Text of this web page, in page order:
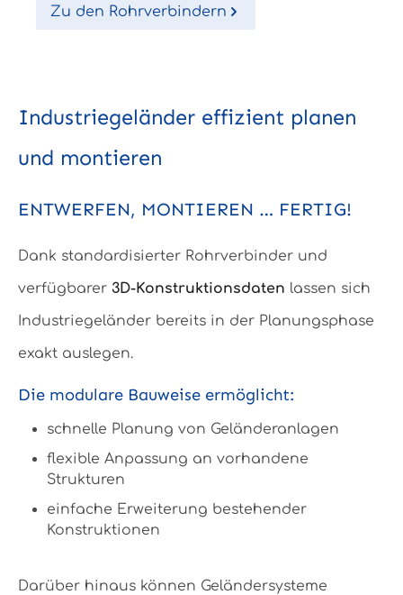
Zu den Rohrverbindern
Industriegeländer effizient planen
und montieren
ENTWERFEN, MONTIEREN … FERTIG!
Dank standardisierter Rohrverbinder und
verfügbarer 3D-Konstruktionsdaten lassen sich
Industriegeländer bereits in der Planungsphase
exakt auslegen.
Die modulare Bauweise ermöglicht:
schnelle Planung von Geländeranlagen
flexible Anpassung an vorhandene
Strukturen
einfache Erweiterung bestehender
Konstruktionen
Darüber hinaus können Geländersysteme